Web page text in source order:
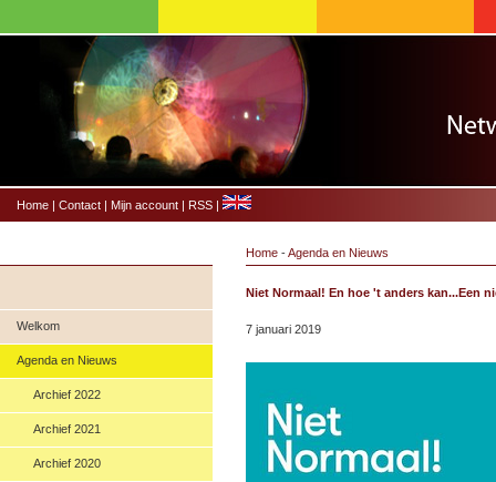
Home | Contact | Mijn account | RSS |
Welkom
Agenda en Nieuws
Archief 2022
Archief 2021
Archief 2020
Home -Agenda en Nieuws
Niet Normaal! En hoe 't anders kan...Een
7 januari 2019